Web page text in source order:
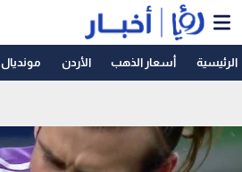
الرئيسية أسعار الذهب الأردن مونديال 2026